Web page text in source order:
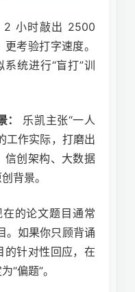
2 小时敲出 2500
考验打字速度。
统进行“盲打”训
乐凯主张“一人
工作实际，打磨出
信创架构、大数据
背景。
在的论文题目通常
。如果你只顾背诵
的针对性回应，在
“偏题”。